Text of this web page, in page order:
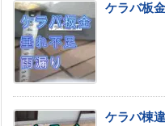
ケラバ板
ケラバ棟